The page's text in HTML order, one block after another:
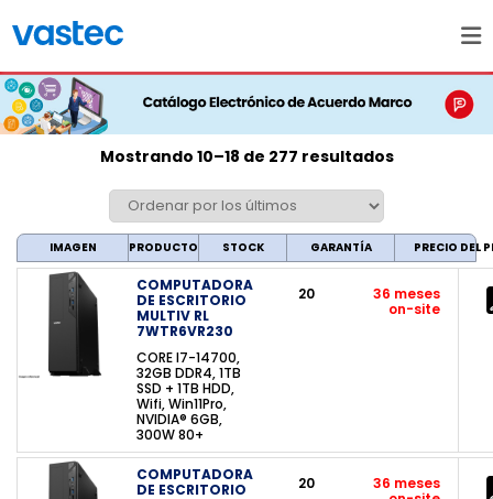
Mostrando 10–18 de 277 resultados
IMAGEN PRODUCTO STOCK GARANTÍA PRECIO DEL
COMPUTADORA
DE ESCRITORIO
MULTIV RL
7WTR6VR230
CORE I7-14700,
32GB DDR4, 1TB
SSD + 1TB HDD,
Wifi, Win11Pro,
NVIDIA® 6GB,
300W 80+
20
36 meses
on-site
COMPUTADORA
DE ESCRITORIO
20
36 meses